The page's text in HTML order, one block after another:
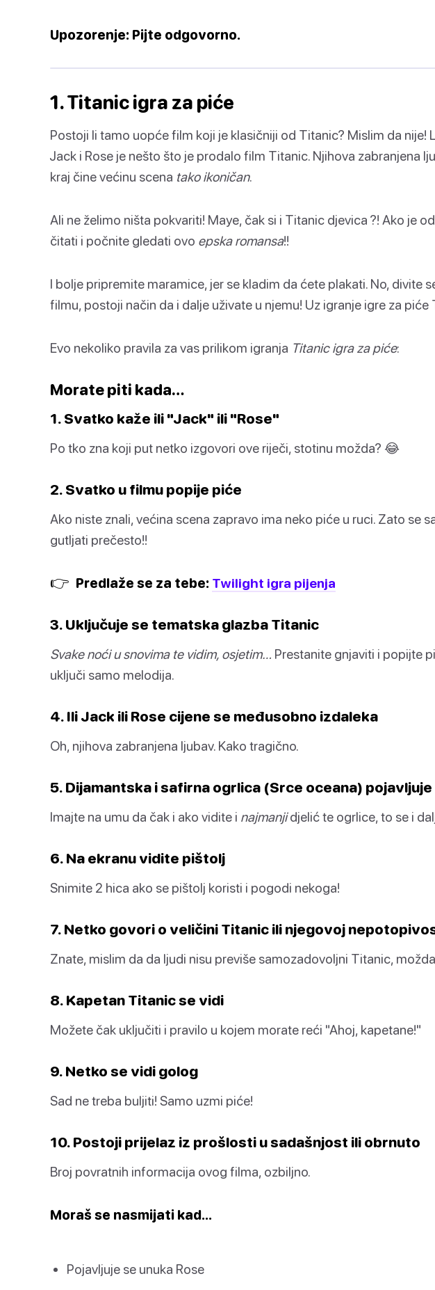
Upozorenje: Pijte odgovorno.
1. Titanic igra za piće
Postoji li tamo uopće film koji je klasičniji od Titanic? Mislim da nije!
Jack i Rose je nešto što je prodalo film Titanic. Njihova zabranjena
kraj čine većinu scena tako ikoničan.
Ali ne želimo ništa pokvariti! Maye, čak si i Titanic djevica ?! Ako je
čitati i počnite gledati ovo epska romansa!!
I bolje pripremite maramice, jer se kladim da ćete plakati. No, divite
filmu, postoji način da i dalje uživate u njemu! Uz igranje igre za piće
Evo nekoliko pravila za vas prilikom igranja Titanic igra za piće:
Morate piti kada…
1. Svatko kaže ili "Jack" ili "Rose"
Po tko zna koji put netko izgovori ove riječi, stotinu možda? 😂
2. Svatko u filmu popije piće
Ako niste znali, većina scena zapravo ima neko piće u ruci. Zato se
gutljati prečesto!!
👉 Predlaže se za tebe: Twilight igra pijenja
3. Uključuje se tematska glazba Titanic
Svake noći u snovima te vidim, osjetim… Prestanite gnjaviti i popijte
uključi samo melodija.
4. Ili Jack ili Rose cijene se međusobno izdaleka
Oh, njihova zabranjena ljubav. Kako tragično.
5. Dijamantska i safirna ogrlica (Srce oceana) pojavljuje
Imajte na umu da čak i ako vidite i najmanjidjelić te ogrlice, to se i
6. Na ekranu vidite pištolj
Snimite 2 hica ako se pištolj koristi i pogodi nekoga!
7. Netko govori o veličini Titanic ili njegovoj
Znate, mislim da da ljudi nisu previše samozadovoljni Titanic,
8. Kapetan Titanic se vidi
Možete čak uključiti i pravilo u kojem morate reći "Ahoj, kapetane!"
9. Netko se vidi golog
Sad ne treba buljiti! Samo uzmi piće!
10. Postoji prijelaz iz prošlosti u sadašnjost ili obrnuto
Broj povratnih informacija ovog filma, ozbiljno.
Moraš se nasmijati kad…
Pojavljuje se unuka Rose